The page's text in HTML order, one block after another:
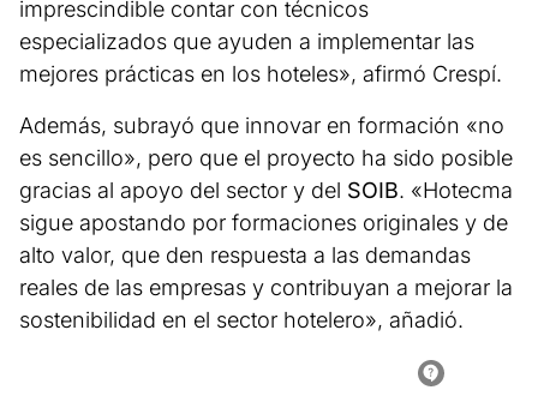
imprescindible contar con técnicos
especializados que ayuden a implementar las
mejores prácticas en los hoteles», afirmó Crespí.
Además, subrayó que innovar en formación «no
es sencillo», pero que el proyecto ha sido posible
gracias al apoyo del sector y del SOIB. «Hotecma
sigue apostando por formaciones originales y de
alto valor, que den respuesta a las demandas
reales de las empresas y contribuyan a mejorar la
sostenibilidad en el sector hotelero», añadió.